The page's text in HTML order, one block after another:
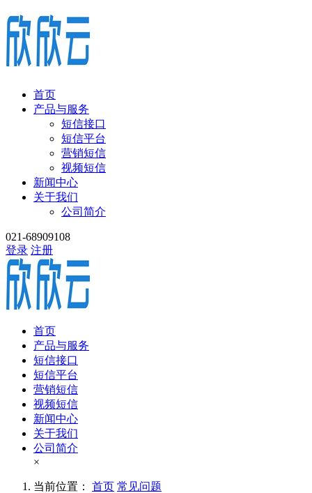
首页
产品与服务
短信接口
短信平台
营销短信
视频短信
新闻中心
关于我们
公司简介
021-68909108
登录 注册
首页
产品与服务
短信接口
短信平台
营销短信
视频短信
新闻中心
关于我们
公司简介
×
当前位置： 首页 常见问题